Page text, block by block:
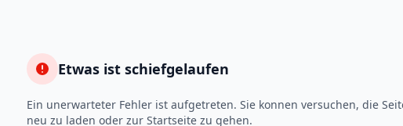
Etwas ist schiefgelaufen
Ein unerwarteter Fehler ist aufgetreten. Sie konnen versuchen, die
neu zu laden oder zur Startseite zu gehen.